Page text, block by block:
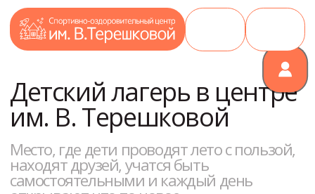
им. В. Терешковой
Место, где дети проводят лето с пользой,
находят друзей, учатся быть
самостоятельными и каждый день